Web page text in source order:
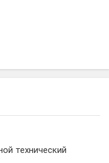
технический